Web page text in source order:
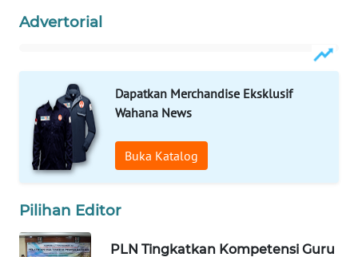
Advertorial
Dapatkan Merchandise Eksklusif
Wahana News
Buka Katalog
Pilihan Editor
PLN Tingkatkan Kompetensi Guru
WAHANA
KONSUMEN
LISTRIK
MASYARAKAT
WALINKI